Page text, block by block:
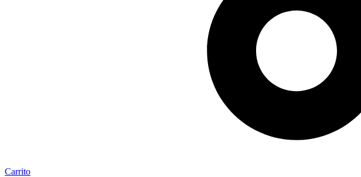
Carrito